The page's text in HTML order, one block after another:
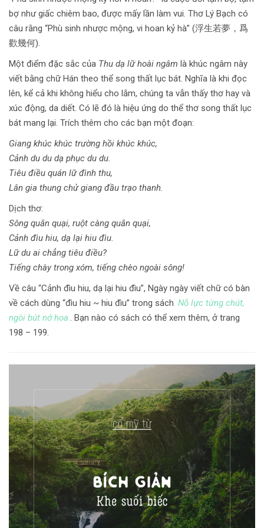
bợ như giấc chiêm bao, được mấy lần làm vui. Thơ Lý Bạch có
câu rằng “Phù sinh nhược mộng, vi hoan kỷ hà” (浮生若夢，爲
歡幾何).
Một điểm đặc sắc của Thu dạ lữ hoài ngâm là khúc ngâm này
viết bằng chữ Hán theo thể song thất lục bát. Nghĩa là khi đọc
lên, kể cả khi không hiểu cho lắm, chúng ta vẫn thấy thơ hay và
xúc động, da diết. Có lẽ đó là hiệu ứng do thể thơ song thất lục
bát mang lại. Trích thêm cho các bạn một đoạn:
Giang khúc khúc trường hồi khúc khúc,
Cảnh du du dạ phục du du.
Tiêu điều quán lữ đình thu,
Lân gia thung chử giang đầu trạo thanh.
Dịch thơ:
Sông quằn quại, ruột càng quằn quại,
Cảnh đìu hiu, dạ lại hiu đìu.
Lữ du ai chẳng tiêu điều?
Tiếng chày trong xóm, tiếng chèo ngoài sông!
Về câu “Cảnh đìu hiu, dạ lại hiu đìu”, Ngày ngày viết chữ có bàn
về cách dùng “đìu hiu ~ hiu đìu” trong sách Nỗ lực từng chút,
ngòi bút nở hoa . Bạn nào có sách có thể xem thêm, ở trang
198 – 199.